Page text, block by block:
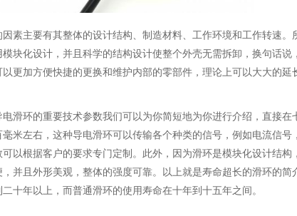
主要有其整体的设计结构、制造材料、工作环境和工作转速。
块化设计，并且科学的结构设计使整个外壳无需拆卸，换句话说
更加方便快捷的更换和维护内部的零部件，理论上可以大大的延
电滑环的重要技术参数我们可以为你简短地为你进行介绍，直接在
米左右，这种导电滑环可以传输各个种类的信号，例如电流信号
以根据客户的要求专门定制。此外，因为滑环是模块化设计结构
并且外形美观，整体的强度可靠。以上就是寿命超长的滑环的简
十年以上，而普通滑环的使用寿命在十年到十五年之间。